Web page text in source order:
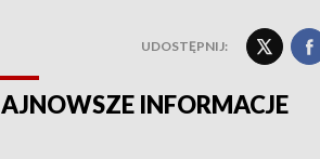
UDOSTĘPNIJ:
INFORMACJE